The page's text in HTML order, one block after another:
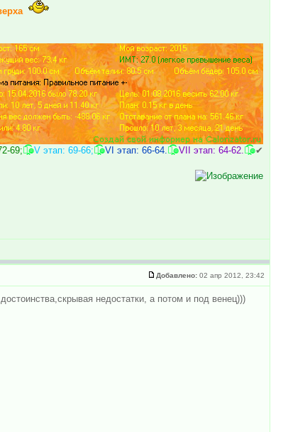
69;๏̯͡๏V этап: 69-66;๏̯͡๏VI этап: 66-64. ๏̯͡๏VII этап: 64-62. ๏̯͡๏✔
Добавлено: 02 апр 2012, 23:42
недостатки, а потом и под венец)))